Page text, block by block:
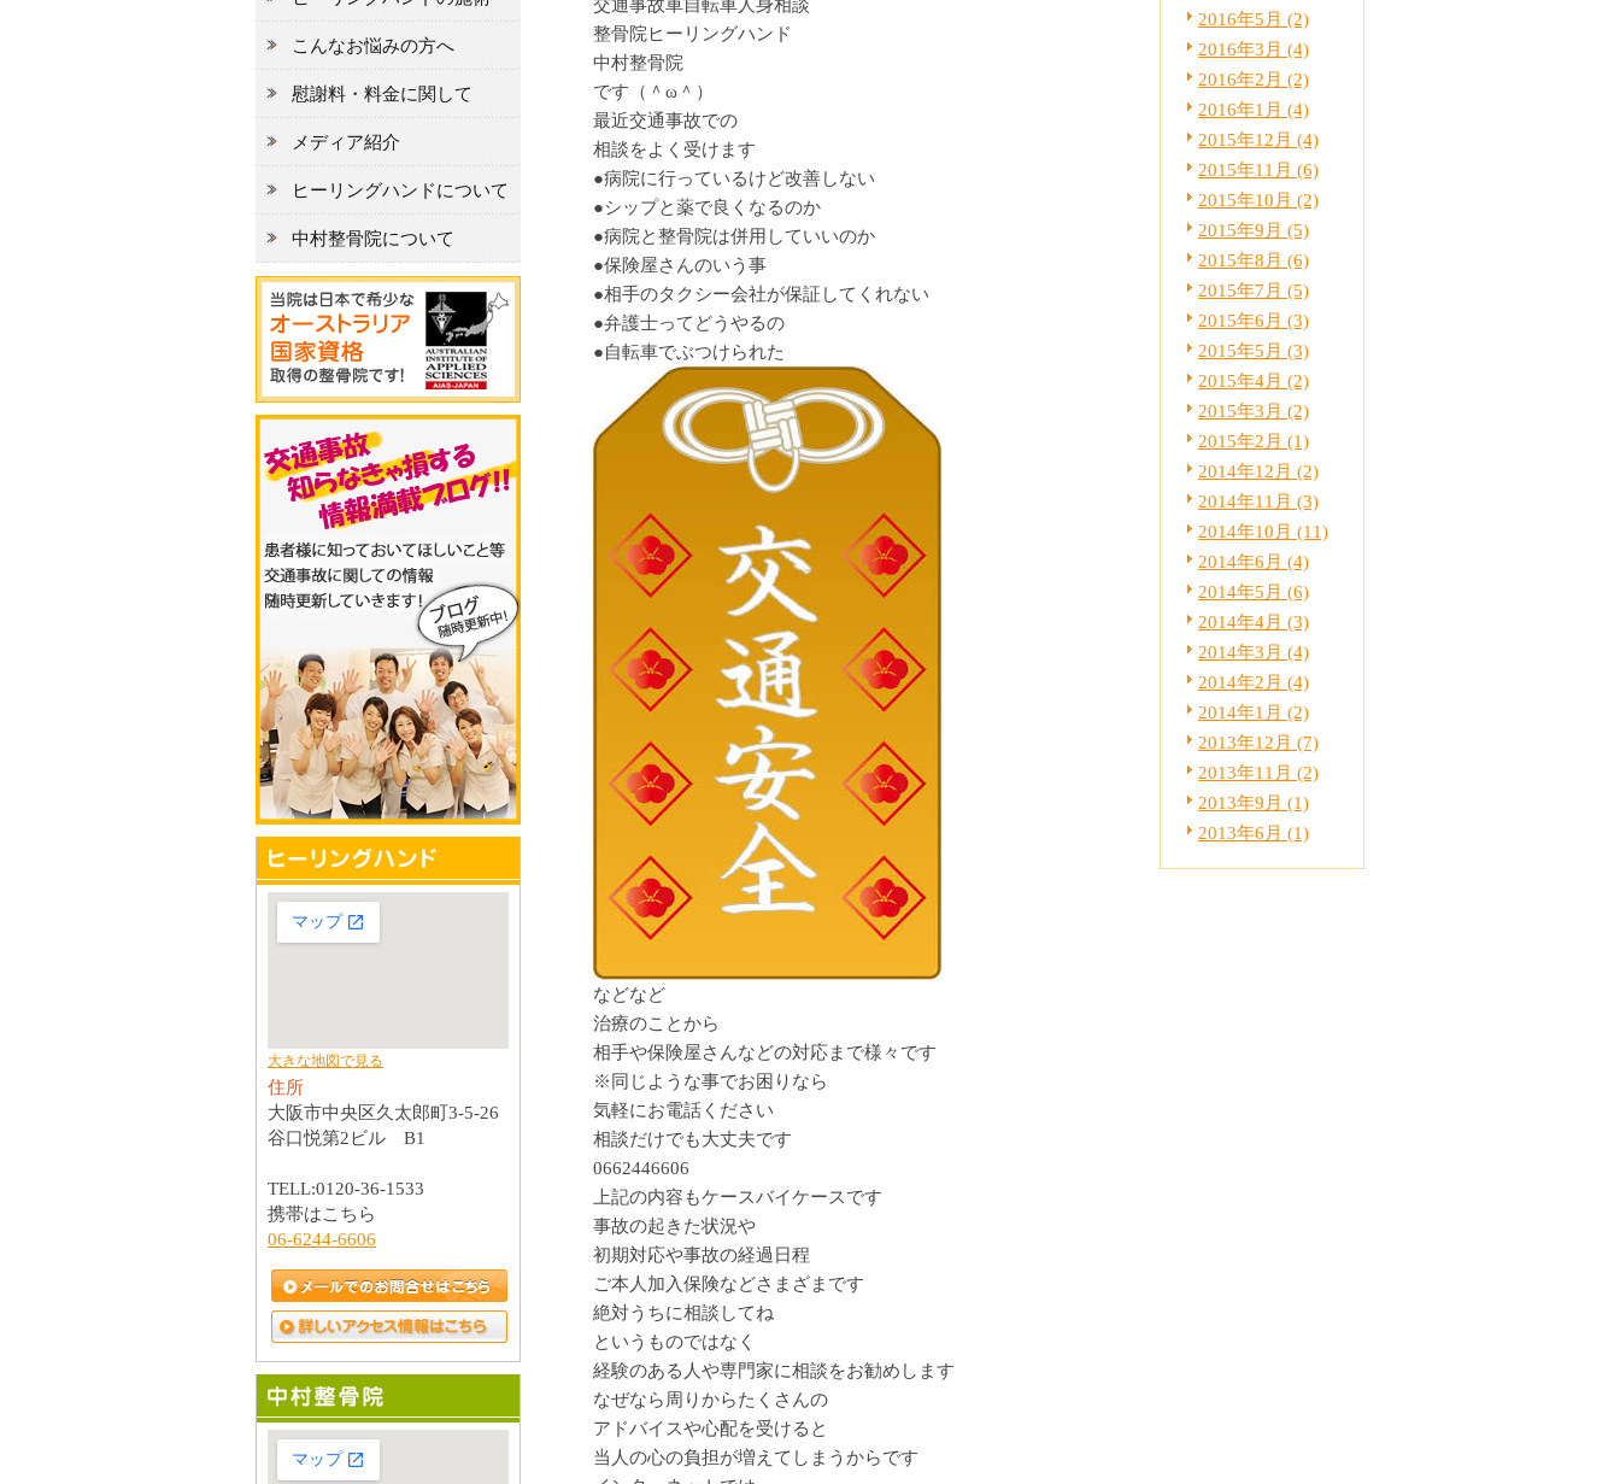
交通事故車自転車人身相談
整骨院ヒーリングハンド
中村整骨院
です（＾ω＾）
最近交通事故での
相談をよく受けます
●病院に行っているけど改善しない
●シップと薬で良くなるのか
●病院と整骨院は併用していいのか
●保険屋さんのいう事
●相手のタクシー会社が保証してくれない
●弁護士ってどうやるの
●自転車でぶつけられた
などなど
治療のことから
相手や保険屋さんなどの対応まで様々です
※同じような事でお困りなら
気軽にお電話ください
相談だけでも大丈夫です
0662446606
上記の内容もケースバイケースです
事故の起きた状況や
初期対応や事故の経過日程
ご本人加入保険などさまざまです
絶対うちに相談してね
というものではなく
経験のある人や専門家に相談をお勧めします
なぜなら周りからたくさんの
アドバイスや心配を受けると
当人の心の負担が増えてしまうからです
2016年5月 (2)
2016年3月 (4)
2016年2月 (2)
2016年1月 (4)
2015年12月 (4)
2015年11月 (6)
2015年10月 (2)
2015年9月 (5)
2015年8月 (6)
2015年7月 (5)
2015年6月 (3)
2015年5月 (3)
2015年4月 (2)
2015年3月 (2)
2015年2月 (1)
2014年12月 (2)
2014年11月 (3)
2014年10月 (11)
2014年6月 (4)
2014年5月 (6)
2014年4月 (3)
2014年3月 (4)
2014年2月 (4)
2014年1月 (2)
2013年12月 (7)
2013年11月 (2)
2013年9月 (1)
2013年6月 (1)
こんなお悩みの方へ
慰謝料・料金に関して
メディア紹介
ヒーリングハンドについて
中村整骨院について
大きな地図で見る
住所
大阪市中央区久太郎町3-5-26
谷口悦第2ビル B1
TELL:0120-36-1533
携帯はこちら
06-6244-6606